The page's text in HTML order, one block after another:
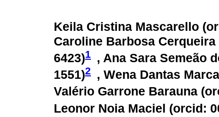
Keila Cristina Mascarello (
Caroline Barbosa Cerqueira
6423)1 , Ana Sara Semeão
1551)2
, Wena Dantas
Valério Garrone Barauna (
Leonor Noia Maciel (orcid: